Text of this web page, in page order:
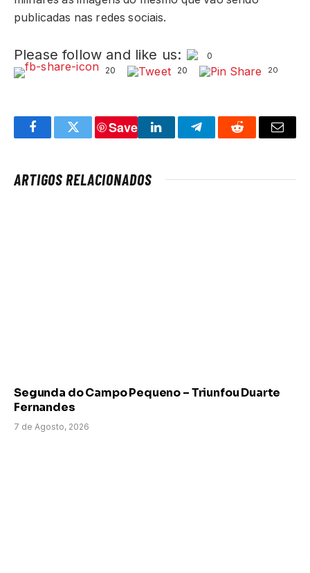
publicadas nas redes sociais.
Please follow and like us:
0
20
20 20
FacebookTwitter
Save
LinkedInTelegramReddit Email
ARTIGOS RELACIONADOS
Segunda do Campo Pequeno – Triunfou Duarte
Fernandes
7 de Agosto, 2026